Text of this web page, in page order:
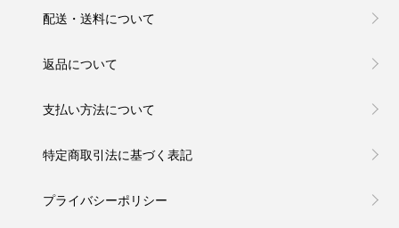
配送・送料について
返品について
支払い方法について
特定商取引法に基づく表記
プライバシーポリシー